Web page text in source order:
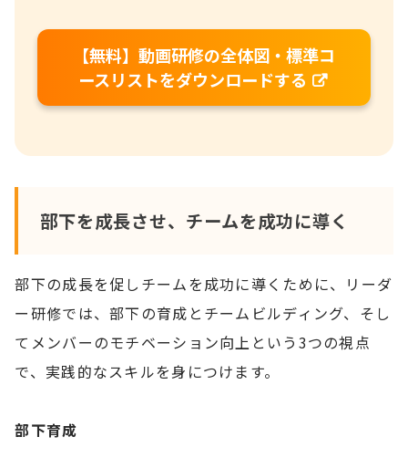
【無料】動画研修の全体図・標準コ
ースリストをダウンロードする
部下を成長させ、チームを成功に導く
部下の成長を促しチームを成功に導くために、リーダ
ー研修では、部下の育成とチームビルディング、そし
てメンバーのモチベーション向上という3つの視点
で、実践的なスキルを身につけます。
部下育成